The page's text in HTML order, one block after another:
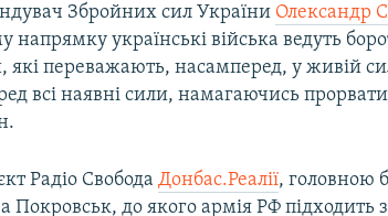
Збройних сил України Олександр
напрямку українські війська ведуть
які переважають, насамперед, у живій
всі наявні сили, намагаючись
Радіо СвободаДонбас.Реалії, головною
Покровськ, до якого армія РФ підходить з